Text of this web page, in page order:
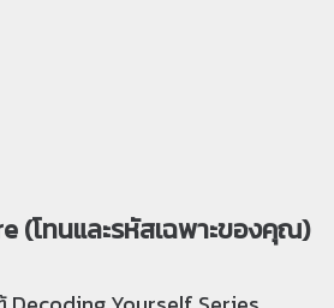
(โทนและรหัสเฉพาะของคุณ)